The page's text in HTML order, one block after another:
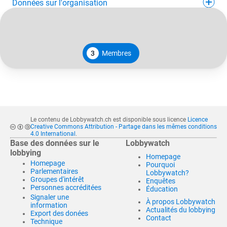
Données sur l'organisation
3 Membres
Le contenu de Lobbywatch.ch est disponible sous licence Licence
Creative Commons Attribution - Partage dans les mêmes conditions
4.0 International .
Base des données sur le
lobbying
Homepage
Parlementaires
Groupes d'intérêt
Personnes accréditées
Signaler une
information
Export des donées
Technique
Lobbywatch
Homepage
Pourquoi
Lobbywatch?
Enquêtes
Éducation
À propos Lobbywatch
Actualités du lobbying
Contact